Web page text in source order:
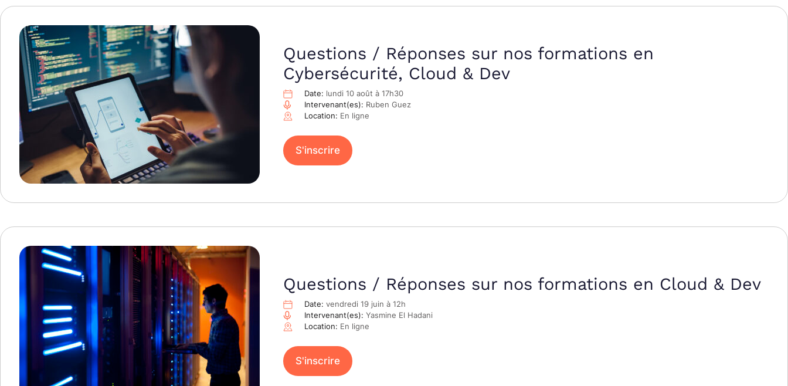
Questions / Réponses sur nos formations en
Cybersécurité, Cloud & Dev
Date: lundi 10 août à 17h30
Intervenant(es): Ruben Guez
Location: En ligne
S'inscrire
Questions / Réponses sur nos formations en Cloud & Dev
Date: vendredi 19 juin à 12h
Intervenant(es): Yasmine El Hadani
Location: En ligne
S'inscrire